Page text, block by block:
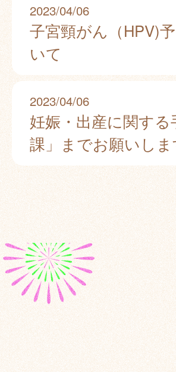
2023/04/06
子宮頸がん（HPV)
いて
2023/04/06
妊娠・出産に関す
課」までお願いしま